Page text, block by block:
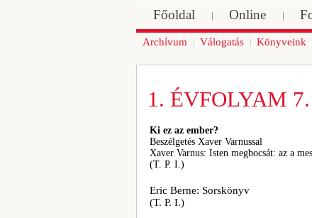
Főoldal Online
Archívum Válogatás Könyveink
1. ÉVFOLYAM
Ki ez az ember?
Beszélgetés Xaver Varnussal
Xaver Varnus: Isten megbocsát: az a
(T. P. I.)
Eric Berne: Sorskönyv
(T. P. I.)